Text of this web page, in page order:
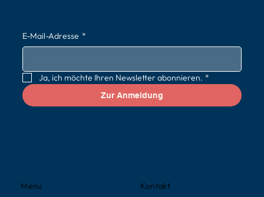
Kontakt
Menu
E-Mail-Adresse *
Ja, ich möchte Ihren Newsletter abonnieren. *
Zur Anmeldung